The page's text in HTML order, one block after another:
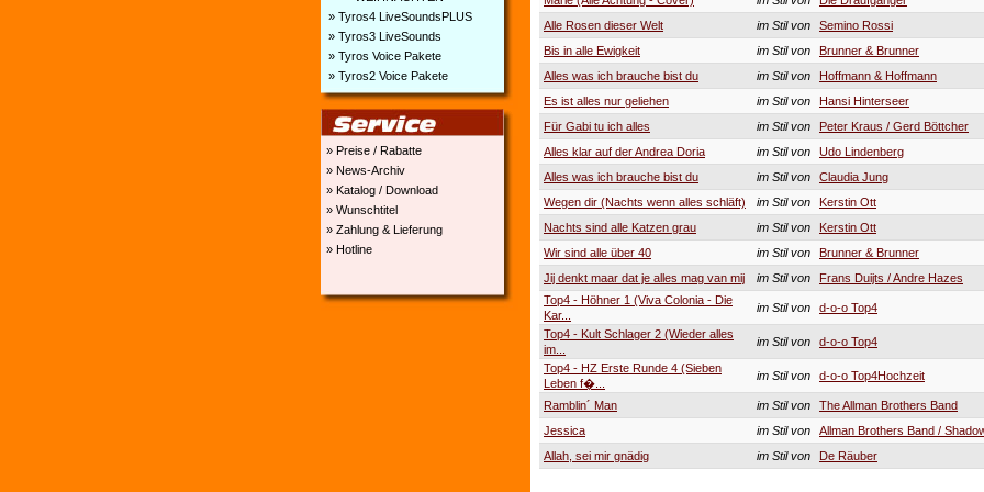
» Tyros4 LiveSoundsPLUS
» Tyros3 LiveSounds
» Tyros Voice Pakete
» Tyros2 Voice Pakete
» Preise / Rabatte
» News-Archiv
» Katalog / Download
» Wunschtitel
» Zahlung & Lieferung
» Hotline
Alle Rosen dieser Welt
im Stil von
Semino Rossi
Bis in alle Ewigkeit
im Stil von
Brunner & Brunner
Alles was ich brauche bist du
im Stil von
Hoffmann & Hoffmann
Es ist alles nur geliehen
im Stil von
Hansi Hinterseer
Für Gabi tu ich alles
im Stil von
Peter Kraus / Gerd Böttcher
Alles klar auf der Andrea Doria
im Stil von
Udo Lindenberg
Alles was ich brauche bist du
im Stil von
Claudia Jung
Wegen dir (Nachts wenn alles schläft)
im Stil von
Kerstin Ott
Nachts sind alle Katzen grau
im Stil von
Kerstin Ott
Wir sind alle über 40
im Stil von
Brunner & Brunner
Jij denkt maar dat je alles mag van mij
im Stil von
Frans Duijts / Andre Hazes
Top4 - Höhner 1 (Viva Colonia - Die
Kar...
im Stil von
d-o-o Top4
Top4 - Kult Schlager 2 (Wieder alles
im...
im Stil von
d-o-o Top4
Top4 - HZ Erste Runde 4 (Sieben
Leben f�...
im Stil von d-o-o Top4Hochzeit
Ramblin´ Man im Stil von
The Allman Brothers Band
Jessica
im Stil von
Allman Brothers Band /
Allah, sei mir gnädig
im Stil von De Räuber